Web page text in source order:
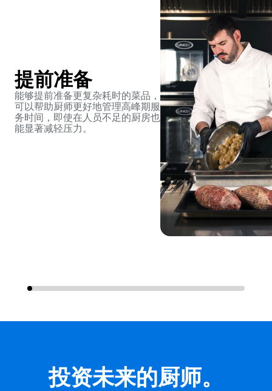
提前准备
能够提前准备更复杂耗时的菜品，
可以帮助厨师更好地管理高峰期服
务时间，即使在人员不足的厨房也
能显著减轻压力。
投资未来的厨师。